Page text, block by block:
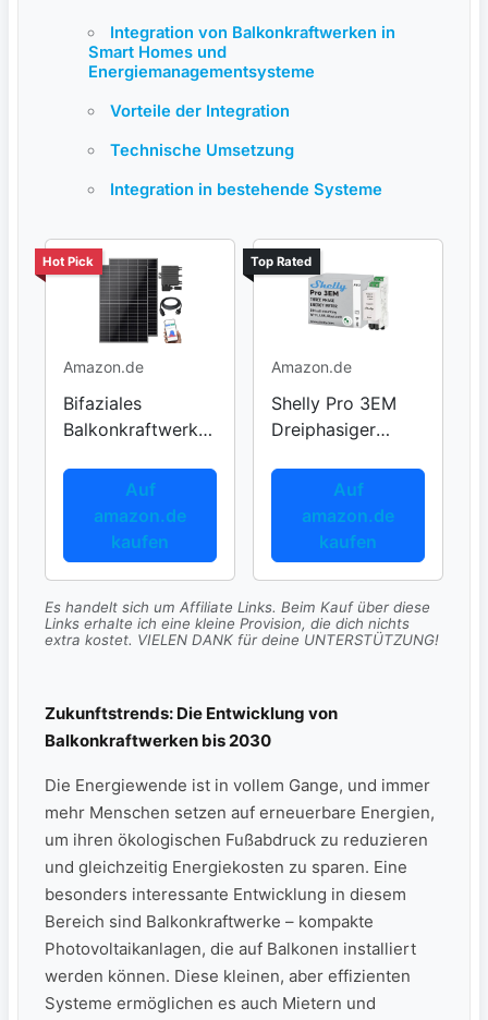
Integration von ⁣Balkonkraftwerken⁤ in
Smart Homes und
Energiemanagementsysteme
Vorteile ⁣der Integration
Technische Umsetzung
Integration in bestehende Systeme
Hot Pick
Amazon.de
Bifaziales
Balkonkraftwerk
Auf
amazon.de
kaufen
Top Rated
Amazon.de
Shelly Pro 3EM
Dreiphasiger
Auf
amazon.de
kaufen
Es handelt sich um Affiliate Links. Beim Kauf über diese
Links erhalte ich eine kleine Provision, die dich nichts
extra kostet. VIELEN DANK für deine UNTERSTÜTZUNG!
Zukunftstrends: Die Entwicklung von
⁣Balkonkraftwerken bis 2030
Die Energiewende ist in vollem Gange, und immer
mehr Menschen‍ setzen auf erneuerbare Energien,
um ihren ökologischen Fußabdruck zu reduzieren
‌und gleichzeitig Energiekosten zu sparen. Eine
besonders⁣ interessante Entwicklung in diesem
Bereich sind Balkonkraftwerke –⁢ kompakte
Photovoltaikanlagen, die auf Balkonen installiert
werden können. ⁢Diese kleinen, aber effizienten
Systeme ermöglichen es auch⁣ Mietern und